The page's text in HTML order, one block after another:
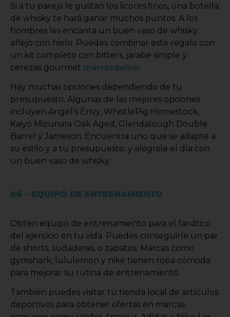
Si a tu pareja le gustan los licores finos, una botella
de whisky te hará ganar muchos puntos. A los
hombres les encanta un buen vaso de whisky
añejo con hielo. Puedes combinar este regalo con
un kit completo con bitters, jarabe simple y
cerezas gourmet marrasquino.
Hay muchas opciones dependiendo de tu
presupuesto. Algunas de las mejores opciones
incluyen Angel’s Envy, WhistlePig Homestock,
Kaiyo Mizunara Oak Aged, Glendalough Double
Barrel y Jameson. Encuentra uno que se adapte a
su estilo y a tu presupuesto, y alégrale el día con
un buen vaso de whisky.
#6 – EQUIPO DE ENTRENAMIENTO
Obten equipo de entrenamiento para el fanático
del ejercicio en tu vida. Puedes conseguirle un par
de shorts, sudaderas, o zapatos. Marcas como
gymshark, lululemon y nike tienen ropa cómoda
para mejorar su rutina de entrenamiento.
También puedes visitar tu tienda local de artículos
deportivos para obtener ofertas en marcas